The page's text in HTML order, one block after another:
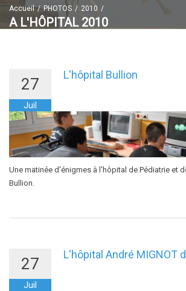
Accueil PHOTOS 2010
A L'HÔPITAL 2010
27
Juil
L'hôpital Bullion
Une matinée d'énigmes à l'hôpital de Pédiatrie et
Bullion.
27
Juil
L'hôpital André MIGNOT